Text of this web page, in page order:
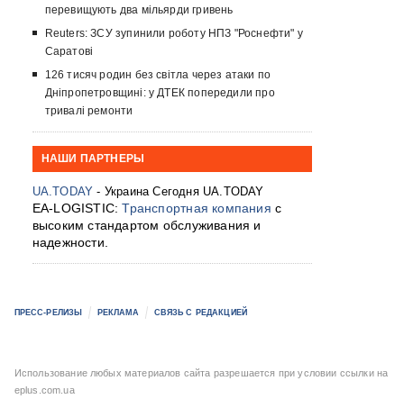
перевищують два мільярди гривень
Reuters: ЗСУ зупинили роботу НПЗ "Роснефти" у
Саратові
126 тисяч родин без світла через атаки по
Дніпропетровщині: у ДТЕК попередили про
тривалі ремонти
НАШИ ПАРТНЕРЫ
UA.TODAY - Украина Сегодня UA.TODAY
EA-LOGISTIC:Транспортная компания с
высоким стандартом обслуживания и
надежности.
ПРЕСС-РЕЛИЗЫ РЕКЛАМА СВЯЗЬ С РЕДАКЦИЕЙ
Использование любых материалов сайта разрешается при условии ссылки на
eplus.com.ua